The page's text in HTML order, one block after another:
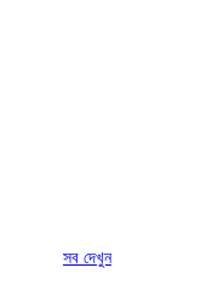
সবরিভিউ
দেখুন